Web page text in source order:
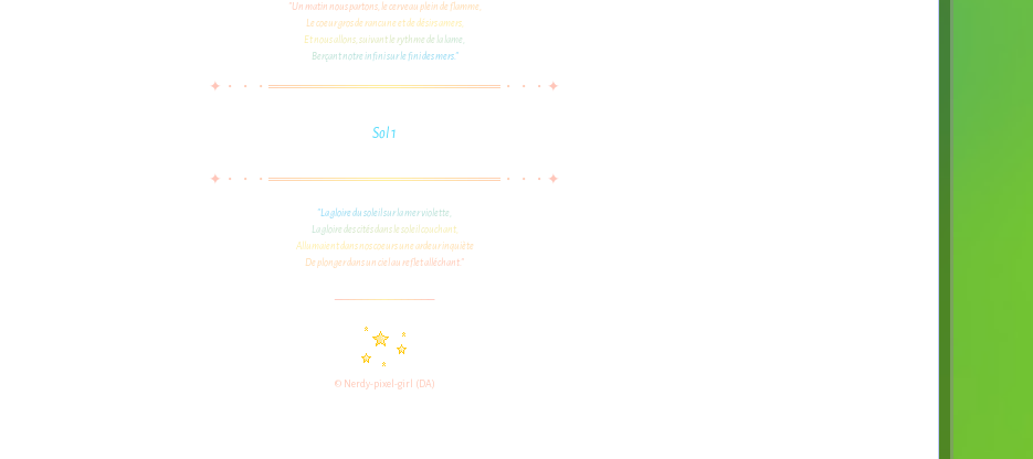
"Un matin nouspartons, le cerveau plein de flamme,
Le coeurgrosde rancune etde désirsamers,
Etnousallons suivan tle rythme de a ame
Berçan tnotre in fnisurle fnidesmers."
✦ ・ ・ ・ ═════════════════════ ・ ・ ・ ✦
Sol 1
✦ ・ ・ ・ ═════════════════════ ・ ・ ・ ✦
"Lagloiredu soleilsurlamer viole tte
Lagl oire descitésdansle soleilcouchant,
Allumaientdansnoscoeursune ardeurinquiète
De plongerdansun cielau re fletalléchant "
© Nerdy-pixel-girl (DA)